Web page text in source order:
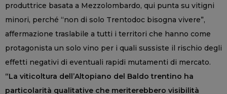
produttrice basata a Mezzolombardo, qui punta su vitigni
minori, perché “non di solo Trentodoc bisogna vivere”,
affermazione traslabile a tutti i territori che hanno come
protagonista un solo vino per i quali sussiste il rischio degli
effetti negativi di eventuali rapidi mutamenti di mercato.
“La viticoltura dell’Altopiano del Baldo trentino ha
particolarità qualitative che meriterebbero visibilità